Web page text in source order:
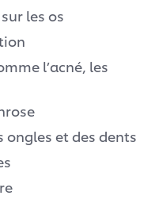
les os
l’acné, les
ongles et des dents